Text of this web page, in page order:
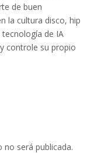
de buen
la cultura disco, hip
de IA
controle su propio
será publicada.